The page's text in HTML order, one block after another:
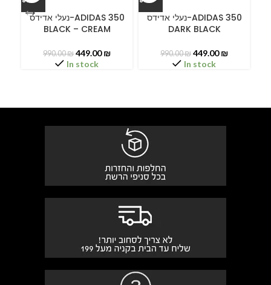
נעלי אדידס-ADIDAS 350
BLACK – CREAM
990.00₪ 449.00₪
In stock
נעלי אדידס-ADIDAS 350
DARK BLACK
990.00₪ 449.00₪
In stock